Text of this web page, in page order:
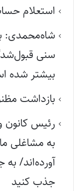
استعلام
شاه‌محمدی:
بیشتر شده
بازداشت
رئیس کانون
به مشاغلی
آورده‌اند/
جذب کنید